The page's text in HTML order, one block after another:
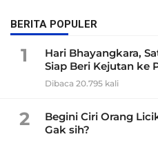
BERITA POPULER
1
Hari Bhayangkara,
Siap Beri Kejutan ke
Dibaca 20.795 kali
2
Begini Ciri Orang
Gak sih?